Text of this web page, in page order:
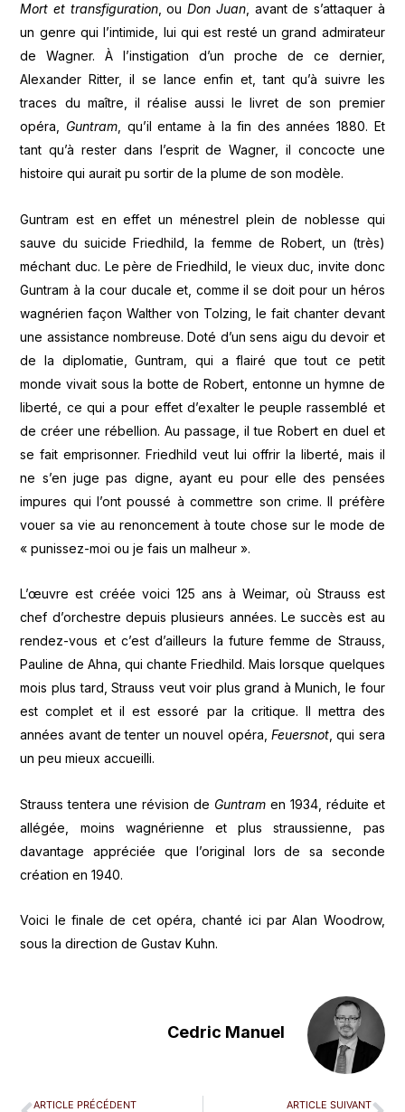
Mort et transfiguration, ouDon Juan, avant de s’attaquer à
un genre qui l’intimide, lui qui est resté un grand admirateur
de Wagner. À l’instigation d’un proche de ce dernier,
Alexander Ritter, il se lance enfin et, tant qu’à suivre les
traces du maître, il réalise aussi le livret de son premier
opéra, Guntram , qu’il entame à la fin des années 1880. Et
tant qu’à rester dans l’esprit de Wagner, il concocte une
histoire qui aurait pu sortir de la plume de son modèle.
Guntram est en effet un ménestrel plein de noblesse qui
sauve du suicide Friedhild, la femme de Robert, un (très)
méchant duc. Le père de Friedhild, le vieux duc, invite donc
Guntram à la cour ducale et, comme il se doit pour un héros
wagnérien façon Walther von Tolzing, le fait chanter devant
une assistance nombreuse. Doté d’un sens aigu du devoir et
de la diplomatie, Guntram, qui a flairé que tout ce petit
monde vivait sous la botte de Robert, entonne un hymne de
liberté, ce qui a pour effet d’exalter le peuple rassemblé et
de créer une rébellion. Au passage, il tue Robert en duel et
se fait emprisonner. Friedhild veut lui offrir la liberté, mais il
ne s’en juge pas digne, ayant eu pour elle des pensées
impures qui l’ont poussé à commettre son crime. Il préfère
vouer sa vie au renoncement à toute chose sur le mode de
« punissez-moi ou je fais un malheur ».
L’œuvre est créée voici 125 ans à Weimar, où Strauss est
chef d’orchestre depuis plusieurs années. Le succès est au
rendez-vous et c’est d’ailleurs la future femme de Strauss,
Pauline de Ahna, qui chante Friedhild. Mais lorsque quelques
mois plus tard, Strauss veut voir plus grand à Munich, le four
est complet et il est essoré par la critique. Il mettra des
années avant de tenter un nouvel opéra, Feuersnot, qui sera
un peu mieux accueilli.
Strauss tentera une révision de Guntramen 1934, réduite et
allégée, moins wagnérienne et plus straussienne, pas
davantage appréciée que l’original lors de sa seconde
création en 1940.
Voici le finale de cet opéra, chanté ici par Alan Woodrow,
sous la direction de Gustav Kuhn.
Cedric Manuel
ARTICLE PRÉCÉDENT ARTICLE SUIVANT